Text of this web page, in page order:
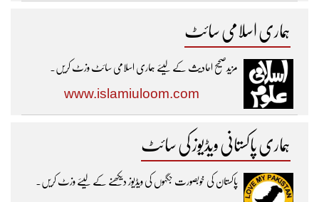
ہماری اسلامی سائٹ
مزیدصحیح احادیث کے لیئے ہماری اسلامی سائٹ وزٹ کریں۔
www.islamiuloom.com
ہماری پاکستانی ویڈیوز کی سائٹ
پاکستان کی خوبصورت جگہوں کی ویڈیوز دیکھنے کے لیئے وزٹ کریں۔